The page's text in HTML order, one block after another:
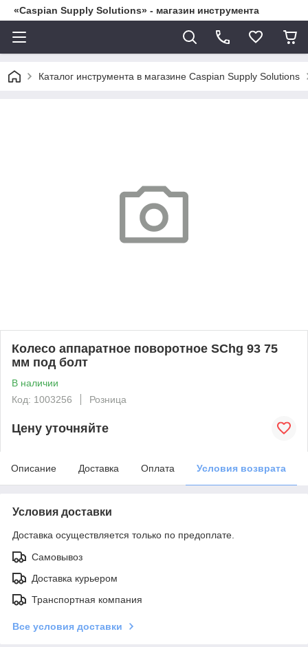
«Caspian Supply Solutions» - магазин инструмента
Каталог инструмента в магазине Caspian Supply Solutions
Колесо аппаратное поворотное SChg 93 75
мм под болт
В наличии
Код: 1003256
Розница
Цену уточняйте
Описание Доставка Оплата Условия возврата
Условия доставки
Доставка осуществляется только по предоплате.
Самовывоз
Доставка курьером
Транспортная компания
Все условия доставки